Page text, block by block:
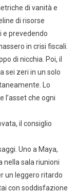
di vanità e
di risorse
e prevedendo
in crisi fiscali.
di nicchia. Poi, il
sei zeri in un solo
Lo
l’asset che ogni
il consiglio
Uno a Maya,
nella sala riunioni
un leggero ritardo
con soddisfazione